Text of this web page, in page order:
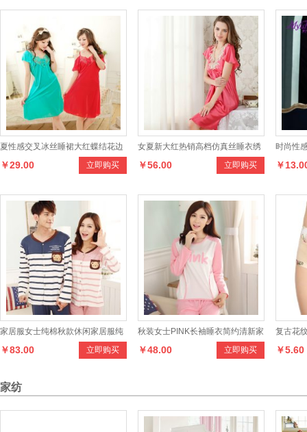
夏性感交叉冰丝睡裙大红蝶结花边
吊带睡裙 立即购买
￥29.00
女夏新大红热销高档仿真丝睡衣绣
花性感睡裙 立即购买
￥56.00
时尚性
维内裤
￥
家居服女士纯棉秋款休闲家居服纯
棉长袖女情侣家居服 立即购买
￥83.00
秋装女士PINK长袖睡衣简约清新家
居服套装牛奶丝 立即购买
￥48.00
复古花
￥5.60
家纺